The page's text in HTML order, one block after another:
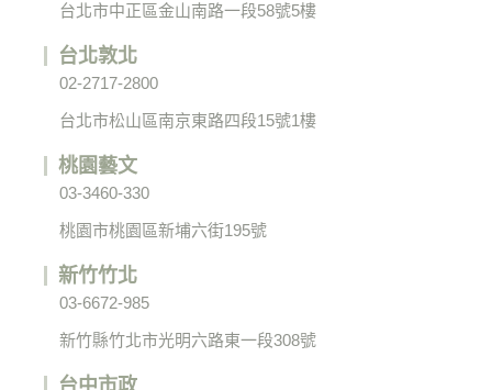
台北市中正區金山南路一段58號5樓
台北敦北
02-2717-2800
台北市松山區南京東路四段15號1樓
桃園藝文
03-3460-330
桃園市桃園區新埔六街195號
新竹竹北
03-6672-985
新竹縣竹北市光明六路東一段308號